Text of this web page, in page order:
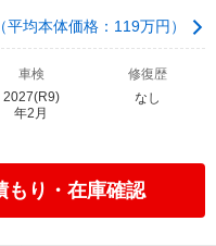
均本体価格：119万円）
車検
2027(R9)
年2月
修復歴
なし
もり・在庫確認